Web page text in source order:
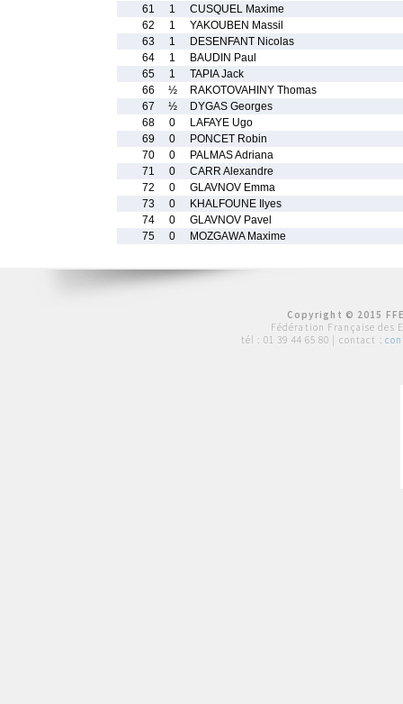
61
1
CUSQUEL Maxime
62
1
YAKOUBEN Massil
63
1
DESENFANT Nicolas
64
1
BAUDIN Paul
65
1
TAPIA Jack
66
½
RAKOTOVAHINY Thomas
67
½
DYGAS Georges
68
0
LAFAYE Ugo
69
0
PONCET Robin
70
0
PALMAS Adriana
71
0
CARR Alexandre
72
0
GLAVNOV Emma
73
0
KHALFOUNE Ilyes
74
0
GLAVNOV Pavel
75
0 MOZGAWA Maxime
Copyright © 2015
Fédération Française des
tél : 01 39 44 65 80 | contact :